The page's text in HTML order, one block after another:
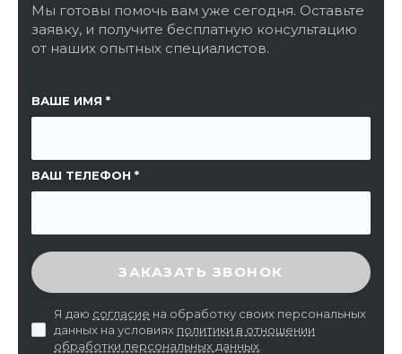
Мы готовы помочь вам уже сегодня. Оставьте
заявку, и получите бесплатную консультацию
от наших опытных специалистов.
ВАШЕ ИМЯ
ВАШ ТЕЛЕФОН
ССЫЛКА НА СТРАНИЦУ
ВВЕДИТЕ ПРОВЕРОЧНЫЙ КОД
ЗАКАЗАТЬ ЗВОНОК
Я даю согласие на обработку своих персональных
данных на условиях политики в отношении
обработки персональных данных